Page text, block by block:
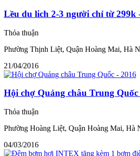
Lều du lich 2-3 người chỉ từ 299k
Thỏa thuận
Phường Thịnh Liệt, Quận Hoàng Mai, Hà
21/04/2016
Hội chợ Quảng châu Trung Quốc
Thỏa thuận
Phường Hoàng Liệt, Quận Hoàng Mai, Hà
04/03/2016